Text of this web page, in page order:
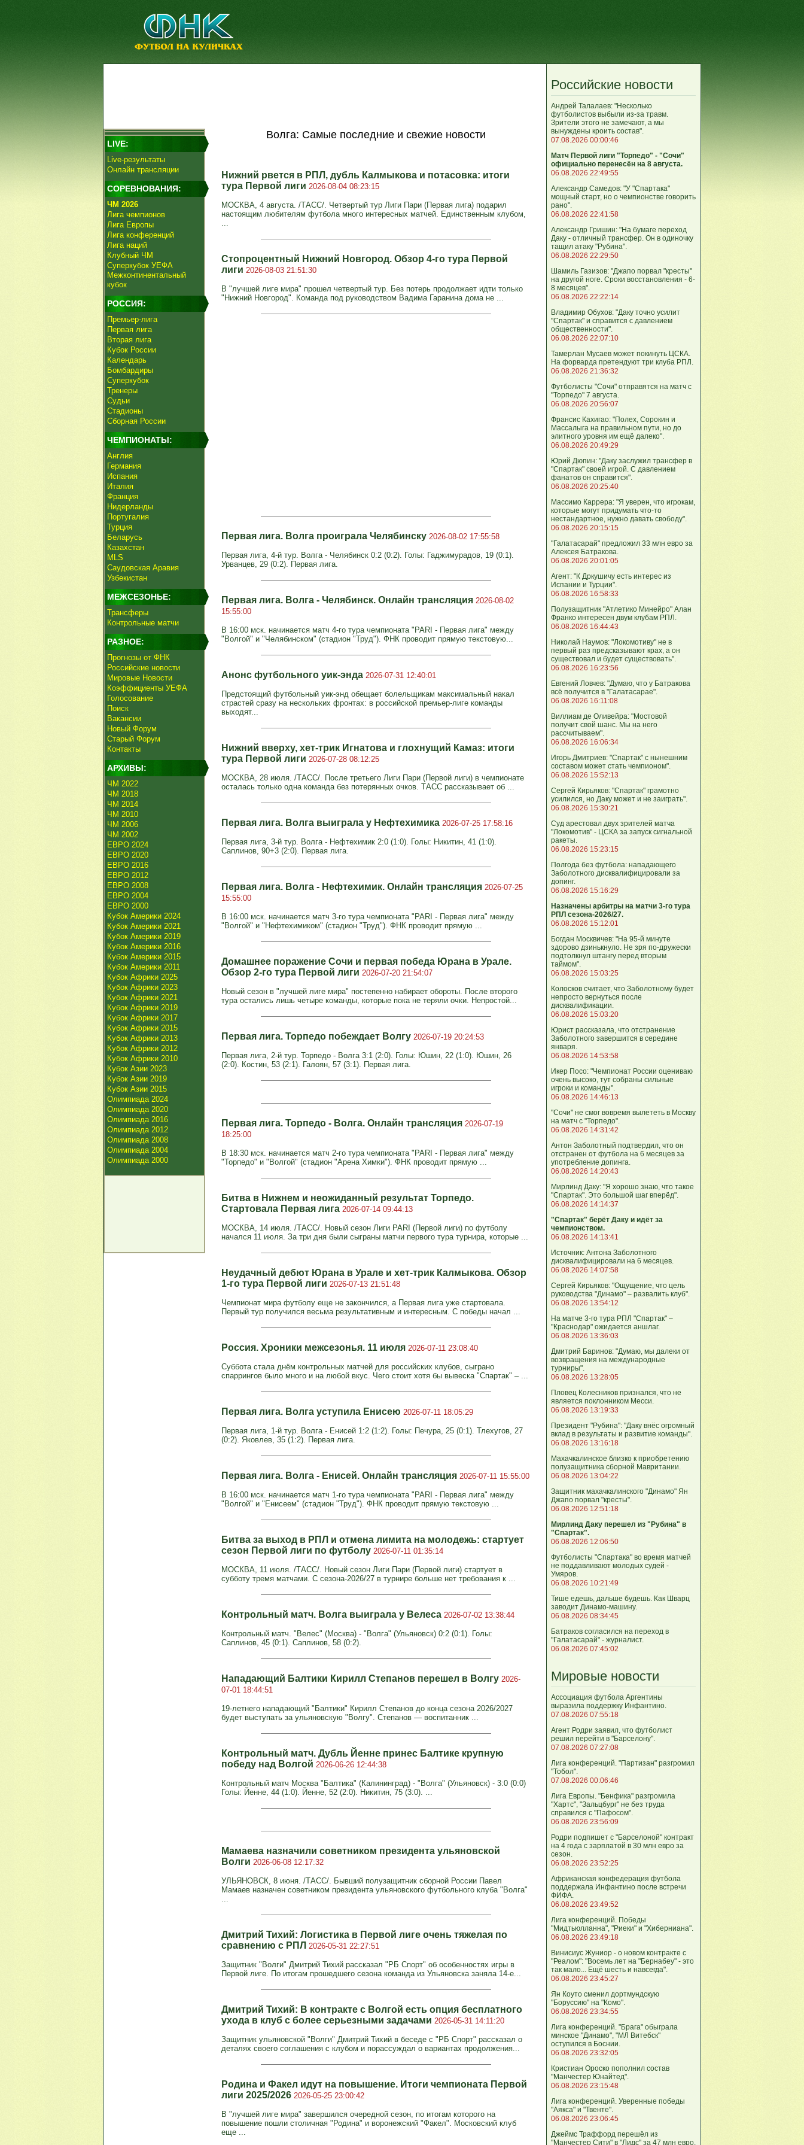
LIVE:
Live-результаты
Онлайн трансляции
СОРЕВНОВАНИЯ:
ЧМ 2026
Лига чемпионов
Лига Европы
Лига конференций
Лига наций
Клубный ЧМ
Суперкубок УЕФА
Межконтинентальный
кубок
РОССИЯ:
Премьер-лига
Первая лига
Вторая лига
Кубок России
Календарь
Бомбардиры
Суперкубок
Тренеры
Судьи
Стадионы
Сборная России
ЧЕМПИОНАТЫ:
Англия
Германия
Испания
Италия
Франция
Нидерланды
Португалия
Турция
Беларусь
Казахстан
MLS
Саудовская Аравия
Узбекистан
МЕЖСЕЗОНЬЕ:
Трансферы
Контрольные матчи
РАЗНОЕ:
Прогнозы от ФНК
Российские новости
Мировые Новости
Коэффициенты УЕФА
Голосование
Поиск
Вакансии
Новый Форум
Старый Форум
Контакты
АРХИВЫ:
ЧМ 2022
ЧМ 2018
ЧМ 2014
ЧМ 2010
ЧМ 2006
ЧМ 2002
ЕВРО 2024
ЕВРО 2020
ЕВРО 2016
ЕВРО 2012
ЕВРО 2008
ЕВРО 2004
ЕВРО 2000
Кубок Америки 2024
Кубок Америки 2021
Кубок Америки 2019
Кубок Америки 2016
Кубок Америки 2015
Кубок Америки 2011
Кубок Африки 2025
Кубок Африки 2023
Кубок Африки 2021
Кубок Африки 2019
Кубок Африки 2017
Кубок Африки 2015
Кубок Африки 2013
Кубок Африки 2012
Кубок Африки 2010
Кубок Азии 2023
Кубок Азии 2019
Кубок Азии 2015
Олимпиада 2024
Олимпиада 2020
Олимпиада 2016
Олимпиада 2012
Олимпиада 2008
Олимпиада 2004
Олимпиада 2000
Волга: Самые последние и свежие новости
Нижний рвется в РПЛ, дубль Калмыкова и потасовка: итоги
тура Первой лиги 2026-08-04 08:23:15
МОСКВА, 4 августа. /ТАСС/. Четвертый тур Лиги Пари (Первая лига) подарил
настоящим любителям футбола много интересных матчей. Единственным клубом,
...
Стопроцентный Нижний Новгород. Обзор 4-го тура Первой
лиги 2026-08-03 21:51:30
В "лучшей лиге мира" прошел четвертый тур. Без потерь продолжает идти только
"Нижний Новгород". Команда под руководством Вадима Гаранина дома не ...
Первая лига. Волга проиграла Челябинску 2026-08-02 17:55:58
Первая лига, 4-й тур. Волга - Челябинск 0:2 (0:2). Голы: Гаджимурадов, 19 (0:1).
Урванцев, 29 (0:2). Первая лига.
Первая лига. Волга - Челябинск. Онлайн трансляция 2026-08-02
15:55:00
В 16:00 мск. начинается матч 4-го тура чемпионата "PARI - Первая лига" между
"Волгой" и "Челябинском" (стадион "Труд"). ФНК проводит прямую текстовую...
Анонс футбольного уик-энда 2026-07-31 12:40:01
Предстоящий футбольный уик-энд обещает болельщикам максимальный накал
страстей сразу на нескольких фронтах: в российской премьер-лиге команды
выходят...
Нижний вверху, хет-трик Игнатова и глохнущий Камаз: итоги
тура Первой лиги 2026-07-28 08:12:25
МОСКВА, 28 июля. /ТАСС/. После третьего Лиги Пари (Первой лиги) в чемпионате
осталась только одна команда без потерянных очков. ТАСС рассказывает об ...
Первая лига. Волга выиграла у Нефтехимика 2026-07-25 17:58:16
Первая лига, 3-й тур. Волга - Нефтехимик 2:0 (1:0). Голы: Никитин, 41 (1:0).
Саплинов, 90+3 (2:0). Первая лига.
Первая лига. Волга - Нефтехимик. Онлайн трансляция 2026-07-25
15:55:00
В 16:00 мск. начинается матч 3-го тура чемпионата "PARI - Первая лига" между
"Волгой" и "Нефтехимиком" (стадион "Труд"). ФНК проводит прямую ...
Домашнее поражение Сочи и первая победа Юрана в Урале.
Обзор 2-го тура Первой лиги 2026-07-20 21:54:07
Новый сезон в "лучшей лиге мира" постепенно набирает обороты. После второго
тура остались лишь четыре команды, которые пока не теряли очки. Непростой...
Первая лига. Торпедо побеждает Волгу 2026-07-19 20:24:53
Первая лига, 2-й тур. Торпедо - Волга 3:1 (2:0). Голы: Юшин, 22 (1:0). Юшин, 26
(2:0). Костин, 53 (2:1). Галоян, 57 (3:1). Первая лига.
Первая лига. Торпедо - Волга. Онлайн трансляция 2026-07-19
18:25:00
В 18:30 мск. начинается матч 2-го тура чемпионата "PARI - Первая лига" между
"Торпедо" и "Волгой" (стадион "Арена Химки"). ФНК проводит прямую ...
Битва в Нижнем и неожиданный результат Торпедо.
Стартовала Первая лига 2026-07-14 09:44:13
МОСКВА, 14 июля. /ТАСС/. Новый сезон Лиги PARI (Первой лиги) по футболу
начался 11 июля. За три дня были сыграны матчи первого тура турнира, которые ...
Неудачный дебют Юрана в Урале и хет-трик Калмыкова. Обзор
1-го тура Первой лиги 2026-07-13 21:51:48
Чемпионат мира футболу еще не закончился, а Первая лига уже стартовала.
Первый тур получился весьма результативным и интересным. С победы начал ...
Россия. Хроники межсезонья. 11 июля 2026-07-11 23:08:40
Суббота стала днём контрольных матчей для российских клубов, сыграно
спаррингов было много и на любой вкус. Чего стоит хотя бы вывеска "Спартак" – ...
Первая лига. Волга уступила Енисею 2026-07-11 18:05:29
Первая лига, 1-й тур. Волга - Енисей 1:2 (1:2). Голы: Печура, 25 (0:1). Тлехугов, 27
(0:2). Яковлев, 35 (1:2). Первая лига.
Первая лига. Волга - Енисей. Онлайн трансляция 2026-07-11 15:55:00
В 16:00 мск. начинается матч 1-го тура чемпионата "PARI - Первая лига" между
"Волгой" и "Енисеем" (стадион "Труд"). ФНК проводит прямую текстовую ...
Битва за выход в РПЛ и отмена лимита на молодежь: стартует
сезон Первой лиги по футболу 2026-07-11 01:35:14
МОСКВА, 11 июля. /ТАСС/. Новый сезон Лиги Пари (Первой лиги) стартует в
субботу тремя матчами. С сезона-2026/27 в турнире больше нет требования к ...
Контрольный матч. Волга выиграла у Велеса 2026-07-02 13:38:44
Контрольный матч. "Велес" (Москва) - "Волга" (Ульяновск) 0:2 (0:1). Голы:
Саплинов, 45 (0:1). Саплинов, 58 (0:2).
Нападающий Балтики Кирилл Степанов перешел в Волгу 2026-
07-01 18:44:51
19-летнего нападающий "Балтики" Кирилл Степанов до конца сезона 2026/2027
будет выступать за ульяновскую "Волгу". Степанов — воспитанник ...
Контрольный матч. Дубль Йенне принес Балтике крупную
победу над Волгой 2026-06-26 12:44:38
Контрольный матч Москва "Балтика" (Калининград) - "Волга" (Ульяновск) - 3:0 (0:0)
Голы: Йенне, 44 (1:0). Йенне, 52 (2:0). Никитин, 75 (3:0). ...
Мамаева назначили советником президента ульяновской
Волги 2026-06-08 12:17:32
УЛЬЯНОВСК, 8 июня. /ТАСС/. Бывший полузащитник сборной России Павел
Мамаев назначен советником президента ульяновского футбольного клуба "Волга"
...
Дмитрий Тихий: Логистика в Первой лиге очень тяжелая по
сравнению с РПЛ 2026-05-31 22:27:51
Защитник "Волги" Дмитрий Тихий рассказал "РБ Спорт" об особенностях игры в
Первой лиге. По итогам прошедшего сезона команда из Ульяновска заняла 14-е...
Дмитрий Тихий: В контракте с Волгой есть опция бесплатного
ухода в клуб с более серьезными задачами 2026-05-31 14:11:20
Защитник ульяновской "Волги" Дмитрий Тихий в беседе с "РБ Спорт" рассказал о
деталях своего соглашения с клубом и порассуждал о вариантах продолжения...
Родина и Факел идут на повышение. Итоги чемпионата Первой
лиги 2025/2026 2026-05-25 23:00:42
В "лучшей лиге мира" завершился очередной сезон, по итогам которого на
повышение пошли столичная "Родина" и воронежский "Факел". Московский клуб
еще ...
Российские новости
Андрей Талалаев: "Несколько
футболистов выбыли из-за травм.
Зрители этого не замечают, а мы
вынуждены кроить состав".
07.08.2026 00:00:46
Матч Первой лиги "Торпедо" - "Сочи"
официально перенесён на 8 августа.
06.08.2026 22:49:55
Александр Самедов: "У "Спартака"
мощный старт, но о чемпионстве говорить
рано".
06.08.2026 22:41:58
Александр Гришин: "На бумаге переход
Даку - отличный трансфер. Он в одиночку
тащил атаку "Рубина".
06.08.2026 22:29:50
Шамиль Газизов: "Джапо порвал "кресты"
на другой ноге. Сроки восстановления - 6-
8 месяцев".
06.08.2026 22:22:14
Владимир Обухов: "Даку точно усилит
"Спартак" и справится с давлением
общественности".
06.08.2026 22:07:10
Тамерлан Мусаев может покинуть ЦСКА.
На форварда претендуют три клуба РПЛ.
06.08.2026 21:36:32
Футболисты "Сочи" отправятся на матч с
"Торпедо" 7 августа.
06.08.2026 20:56:07
Франсис Кахигао: "Полех, Сорокин и
Массалыга на правильном пути, но до
элитного уровня им ещё далеко".
06.08.2026 20:49:29
Юрий Дюпин: "Даку заслужил трансфер в
"Спартак" своей игрой. С давлением
фанатов он справится".
06.08.2026 20:25:40
Массимо Каррера: "Я уверен, что игрокам,
которые могут придумать что-то
нестандартное, нужно давать свободу".
06.08.2026 20:15:15
"Галатасарай" предложил 33 млн евро за
Алексея Батракова.
06.08.2026 20:01:05
Агент: "К Дркушичу есть интерес из
Испании и Турции".
06.08.2026 16:58:33
Полузащитник "Атлетико Минейро" Алан
Франко интересен двум клубам РПЛ.
06.08.2026 16:44:43
Николай Наумов: "Локомотиву" не в
первый раз предсказывают крах, а он
существовал и будет существовать".
06.08.2026 16:23:56
Евгений Ловчев: "Думаю, что у Батракова
всё получится в "Галатасарае".
06.08.2026 16:11:08
Виллиам де Оливейра: "Мостовой
получит свой шанс. Мы на него
рассчитываем".
06.08.2026 16:06:34
Игорь Дмитриев: "Спартак" с нынешним
составом может стать чемпионом".
06.08.2026 15:52:13
Сергей Кирьяков: "Спартак" грамотно
усилился, но Даку может и не заиграть".
06.08.2026 15:30:21
Суд арестовал двух зрителей матча
"Локомотив" - ЦСКА за запуск сигнальной
ракеты.
06.08.2026 15:23:15
Полгода без футбола: нападающего
Заболотного дисквалифицировали за
допинг.
06.08.2026 15:16:29
Назначены арбитры на матчи 3-го тура
РПЛ сезона-2026/27.
06.08.2026 15:12:01
Богдан Москвичев: "На 95‑й минуте
здорово дзинькнуло. Не зря по‑дружески
подтолкнул штангу перед вторым
таймом".
06.08.2026 15:03:25
Колосков считает, что Заболотному будет
непросто вернуться после
дисквалификации.
06.08.2026 15:03:20
Юрист рассказала, что отстранение
Заболотного завершится в середине
января.
06.08.2026 14:53:58
Икер Посо: "Чемпионат России оцениваю
очень высоко, тут собраны сильные
игроки и команды".
06.08.2026 14:46:13
"Сочи" не смог вовремя вылететь в Москву
на матч с "Торпедо".
06.08.2026 14:31:42
Антон Заболотный подтвердил, что он
отстранен от футбола на 6 месяцев за
употребление допинга.
06.08.2026 14:20:43
Мирлинд Даку: "Я хорошо знаю, что такое
"Спартак". Это большой шаг вперёд".
06.08.2026 14:14:37
"Спартак" берёт Даку и идёт за
чемпионством.
06.08.2026 14:13:41
Источник: Антона Заболотного
дисквалифицировали на 6 месяцев.
06.08.2026 14:07:58
Сергей Кирьяков: "Ощущение, что цель
руководства "Динамо" – развалить клуб".
06.08.2026 13:54:12
На матче 3-го тура РПЛ "Спартак" –
"Краснодар" ожидается аншлаг.
06.08.2026 13:36:03
Дмитрий Баринов: "Думаю, мы далеки от
возвращения на международные
турниры".
06.08.2026 13:28:05
Пловец Колесников признался, что не
является поклонником Месси.
06.08.2026 13:19:33
Президент "Рубина": "Даку внёс огромный
вклад в результаты и развитие команды".
06.08.2026 13:16:18
Махачкалинское близко к приобретению
полузащитника сборной Мавритании.
06.08.2026 13:04:22
Защитник махачкалинского "Динамо" Ян
Джапо порвал "кресты".
06.08.2026 12:51:18
Мирлинд Даку перешел из "Рубина" в
"Спартак".
06.08.2026 12:06:50
Футболисты "Спартака" во время матчей
не поддавливают молодых судей -
Умяров.
06.08.2026 10:21:49
Тише едешь, дальше будешь. Как Шварц
заводит Динамо-машину.
06.08.2026 08:34:45
Батраков согласился на переход в
"Галатасарай" - журналист.
06.08.2026 07:45:02
Мировые новости
Ассоциация футбола Аргентины
выразила поддержку Инфантино.
07.08.2026 07:55:18
Агент Родри заявил, что футболист
решил перейти в "Барселону".
07.08.2026 07:27:08
Лига кoнференций. "Партизан" разгромил
"Тобол".
07.08.2026 00:06:46
Лига Европы. "Бенфика" разгромила
"Хартс", "Зальцбург" не без труда
справился с "Пафосом".
06.08.2026 23:56:09
Родри подпишет с "Барселоной" контракт
на 4 года с зарплатой в 30 млн евро за
сезон.
06.08.2026 23:52:25
Африканская конфедерация футбола
поддержала Инфантино после встречи
ФИФА.
06.08.2026 23:49:52
Лига кoнференций. Победы
"Мидтьюлланна", "Риеки" и "Хиберниана".
06.08.2026 23:49:18
Винисиус Жуниор - о новом контракте с
"Реалом": "Восемь лет на "Бернабеу" - это
так мало... Ещё шесть и навсегда".
06.08.2026 23:45:27
Ян Коуто сменил дортмундскую
"Боруссию" на "Комо".
06.08.2026 23:34:55
Лига кoнференций. "Брага" обыграла
минское "Динамо", "МЛ Витебск"
оступился в Боснии.
06.08.2026 23:32:05
Кристиан Ороско пополнил состав
"Манчестер Юнайтед".
06.08.2026 23:15:48
Лига кoнференций. Уверенные победы
"Аякса" и "Твенте".
06.08.2026 23:06:45
Джеймс Траффорд перешёл из
"Манчестер Сити" в "Лидс" за 47 млн евро.